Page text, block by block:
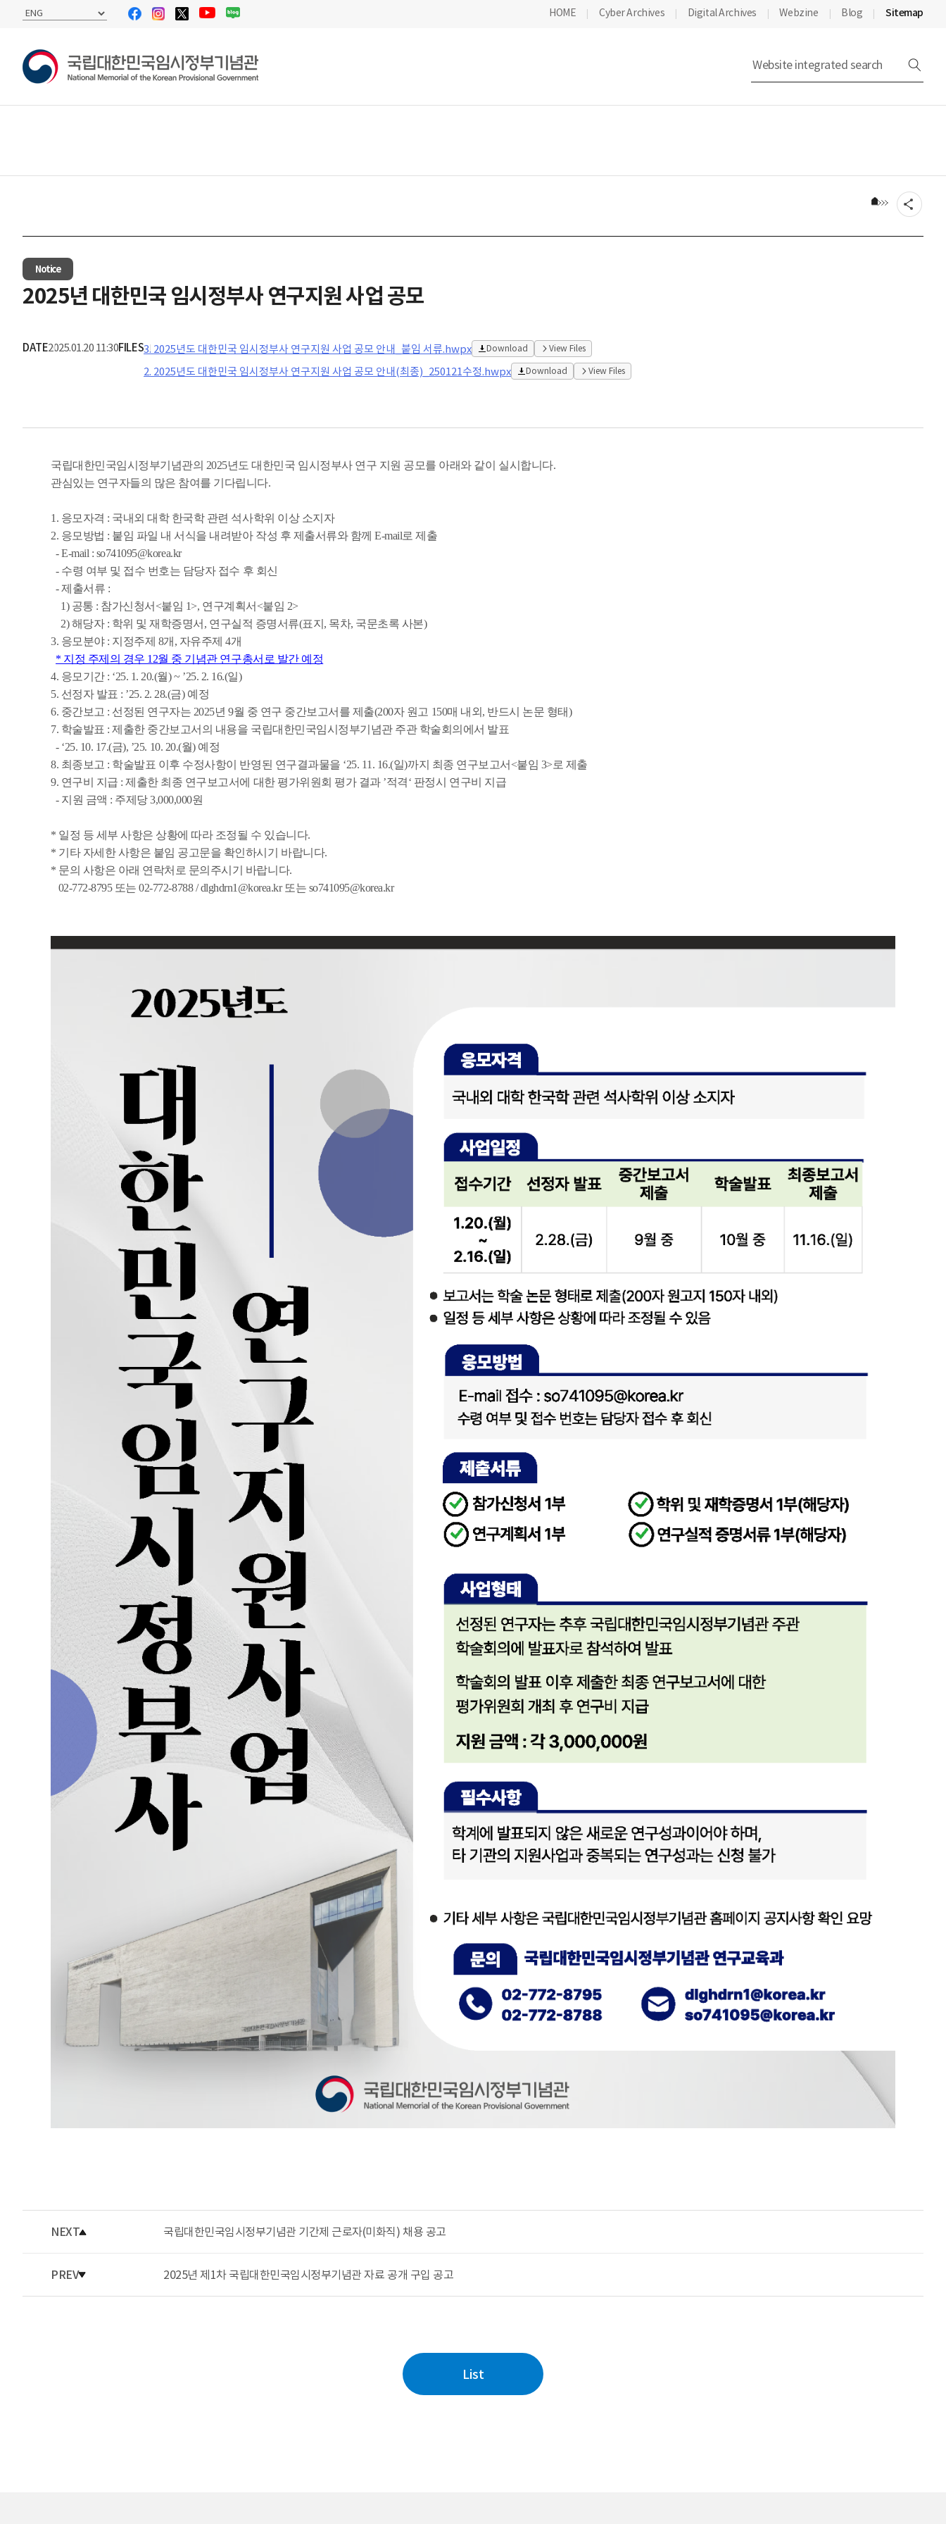
HOME Cyber Archives Digital Archives Webzine Blog Sitemap
Move to
Notice
2025년 대한민국 임시정부사 연구지원 사업 공모
DATE2025.01.20 11:30FILES3. 2025년도 대한민국 임시정부사 연구지원 사업 공모 안내_붙임 서류.hwpx Download View Files
2. 2025년도 대한민국 임시정부사 연구지원 사업 공모 안내(최종)_250121수정.hwpx Download View Files
국립대한민국임시정부기념관의 2025년도 대한민국 임시정부사 연구 지원 공모를 아래와 같이 실시합니다.
관심있는 연구자들의 많은 참여를 기다립니다.
1. 응모자격 : 국내외 대학 한국학 관련 석사학위 이상 소지자
2. 응모방법 : 붙임 파일 내 서식을 내려받아 작성 후 제출서류와 함께 E-mail로제출
- E-mail : so741095@korea.kr
- 수령 여부 및 접수 번호는 담당자 접수 후 회신
- 제출서류 :
1) 공통 : 참가신청서<붙임 1>, 연구계획서<붙임 2>
2) 해당자 : 학위 및 재학증명서, 연구실적 증명서류(표지, 목차, 국문초록 사본)
3. 응모분야 : 지정주제 8개, 자유주제 4개
* 지정 주제의 경우 12월 중 기념관 연구총서로 발간 예정
4. 응모기간 : ‘25. 1. 20.(월) ~ ’25. 2. 16.(일)
5. 선정자 발표 : ’25. 2. 28.(금) 예정
6. 중간보고 : 선정된 연구자는 2025년 9월 중 연구 중간보고서를 제출(200자 원 고 150매 내외, 반드시 논문 형태)
7. 학술발표 : 제출한 중간보고서의 내용을 국립대한민국임시정부기념관 주관 학술회의에서 발표
- ‘25. 10. 17.(금), ’25. 10. 20.(월) 예정
8. 최종보고 : 학술발표 이후 수정사항이 반영된 연구결과물을 ‘25. 11. 16.(일)까지 최종 연구보고서<붙임 3>로 제출
9. 연구비 지급 : 제출한 최종 연구보고서에 대한 평가위원회 평가 결과 ’적격‘ 판정시 연구비 지급
- 지원 금액 : 주제당 3,000,000원
* 일정 등 세부 사항은 상황에 따라 조정될 수 있습니다.
* 기타 자세한 사항은 붙임 공고문을 확인하시기 바랍니다.
* 문의 사항은 아래 연락처로 문의주시기 바랍니다.
02-772-8795 또는 02-772-8788 / dlghdrn1@korea.kr 또는 so741095@korea.kr
NEXT 국립대한민국임시정부기념관 기간제 근로자(미화직) 채용 공고
PREV 2025년 제1차 국립대한민국임시정부기념관 자료 공개 구입 공고
List